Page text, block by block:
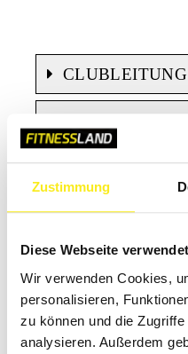
Zustimmung
Diese Webseite
Wir verwenden Cookies,
personalisieren,
zu können und die
analysieren. Außerdem
B.A.
STUDENT (M/W/
AUSBILDUNG
CELLE